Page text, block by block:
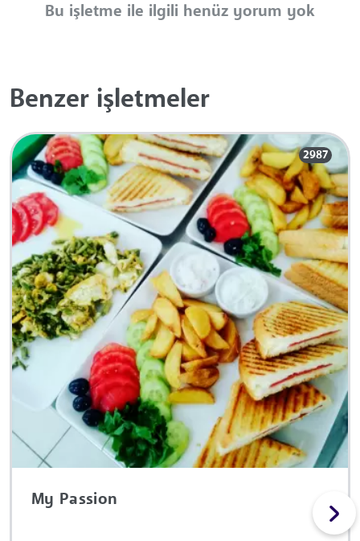
Bu işletme ile ilgili henüz yorum yok
Benzer işletmeler
2987
My Passion